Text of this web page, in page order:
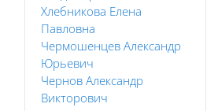
Хлебникова Елена
Павловна
Чермошенцев Александр
Юрьевич
Чернов Александр
Викторович